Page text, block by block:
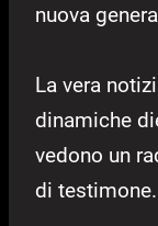
nuova
La vera
dinamiche
vedono un
di testimone.